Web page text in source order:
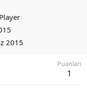
2015
Puanları
1